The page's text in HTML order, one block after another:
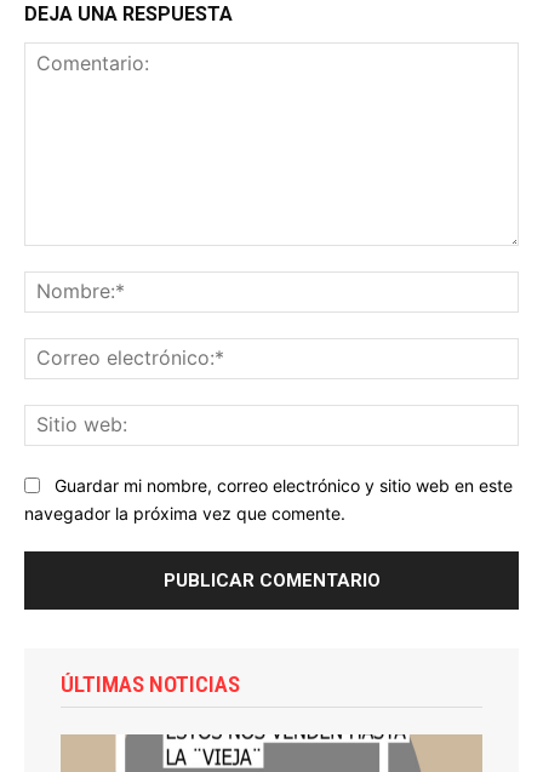
DEJA UNA RESPUESTA
Guardar mi nombre, correo electrónico y sitio web en este
navegador la próxima vez que comente.
ÚLTIMAS NOTICIAS